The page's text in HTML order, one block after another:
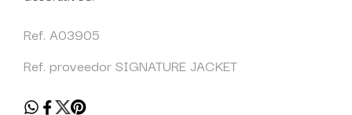
Ref. A03905
Ref. proveedor SIGNATURE JACKET